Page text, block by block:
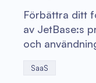
Förbättra ditt
av JetBase:s
och
SaaS